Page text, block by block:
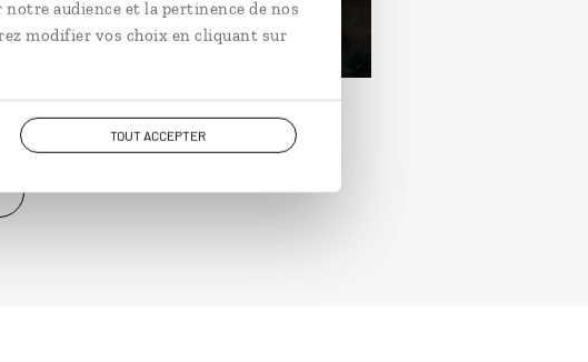
audience et la pertinence de nos
modifier vos choix en cliquant sur
TOUT ACCEPTER
à partir de 1550€